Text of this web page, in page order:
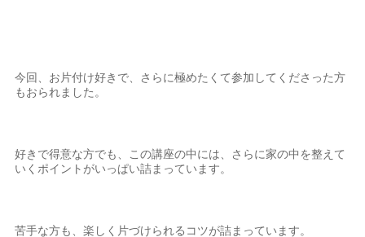
今回、お片付け好きで、さらに極めたくて参加してくださった方
もおられました。
好きで得意な方でも、この講座の中には、さらに家の中を整えて
いくポイントがいっぱい詰まっています。
苦手な方も、楽しく片づけられるコツが詰まっています。